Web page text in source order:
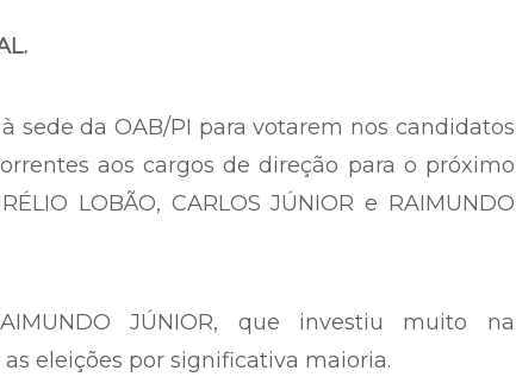
sede da OAB/PI para votarem nos candidatos
aos cargos de direção para o próximo
LOBÃO, CARLOS JÚNIOR e RAIMUNDO
JÚNIOR, que investiu muito na
eleições por significativa maioria.